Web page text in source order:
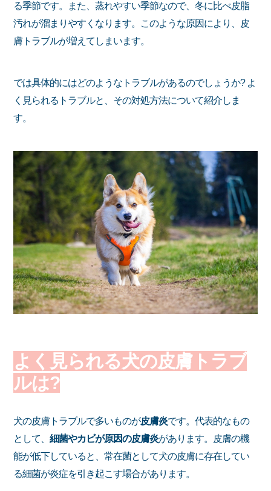
る季節です。また、蒸れやすい季節なので、冬に比べ皮脂
汚れが溜まりやすくなります。このような原因により、皮
膚トラブルが増えてしまいます。
では具体的にはどのようなトラブルがあるのでしょうか? よ
く見られるトラブルと、その対処方法について紹介しま
す。
よく見られる犬の皮膚トラブ
ルは?
犬の皮膚トラブルで多いものが皮膚炎です。代表的なもの
として、細菌やカビが原因の皮膚炎があります。皮膚の機
能が低下していると、常在菌として犬の皮膚に存在してい
る細菌が炎症を引き起こす場合があります。